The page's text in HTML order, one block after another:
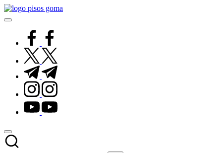
Saltar
al
facebook.com
twitter.com
t.me
instagram.com
youtube.com